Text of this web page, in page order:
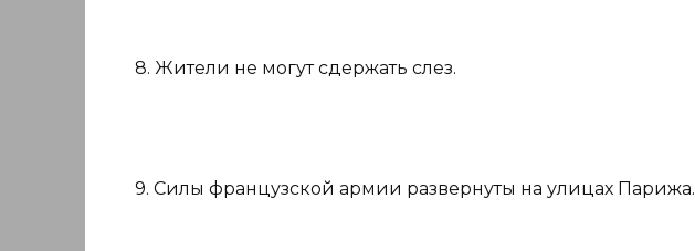
8. Жители не могут сдержать слез.
9. Силы французской армии развернуты на улицах Парижа.